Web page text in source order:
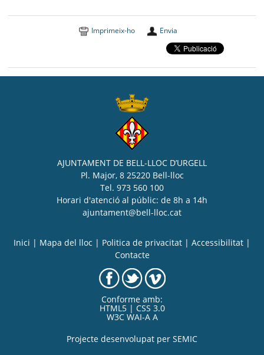
Imprimeix-ho Envia
AJUNTAMENT DE BELL-LLOC D’URGELL
Pl. Major, 8 25220 Bell-lloc
Tel. 973 560 100
Horari d'atenció al públic: de 8h a 14h
ajuntament@bell-lloc.cat
Inici | Mapa del lloc | Politica de privacitat | Accessibilitat |
Contacte
Conforme amb:
HTML5 | CSS 3.0
W3C WAI-A A
Projecte desenvolupat per SEMIC